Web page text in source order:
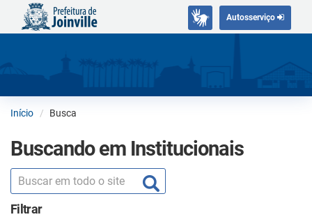
Autosserviço
Início Busca
Buscando em Institucionais
Filtrar